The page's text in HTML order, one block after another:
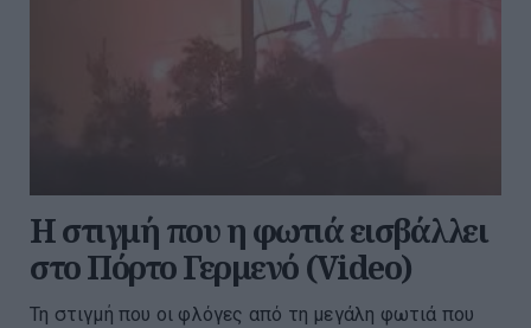
Η στιγμή που η φωτιά εισβάλλει
στο Πόρτο Γερμενό (Video)
Τη στιγμή που οι φλόγες από τη μεγάλη φωτιά που